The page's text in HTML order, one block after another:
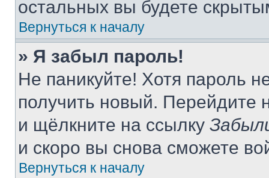
остальных вы будете
Вернуться к началу
» Я забыл пароль!
Не паникуйте! Хотя пароль
получить новый. Перейдите
и щёлкните на ссылку
и скоро вы снова сможете
Вернуться к началу